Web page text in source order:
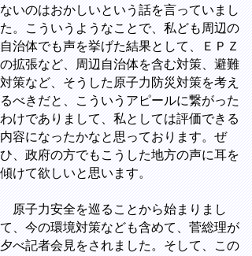
ないのはおかしいという話を言っていまし
た。こういうようなことで、私ども周辺の
自治体でも声を挙げた結果として、ＥＰＺ
の拡張など、周辺自治体を含む対策、避難
対策など、そうした原子力防災対策を考え
るべきだと、こういうアピールに繋がった
わけでありまして、私としては評価できる
内容になったかなと思っております。ぜ
ひ、政府の方でもこうした地方の声に耳を
傾けて欲しいと思います。
原子力安全を巡ることから始まりまし
て、今の環境対策なども含めて、菅総理が
夕べ記者会見をされました。そして、この